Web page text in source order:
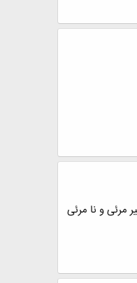
مرئی و نا مرئی